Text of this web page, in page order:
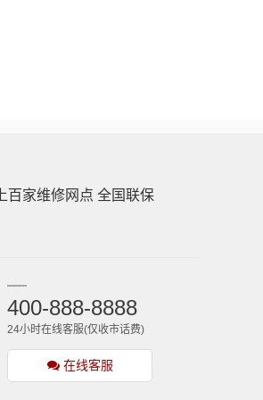
上百家维修网点 全国联保
400-888-8888
24小时在线客服(仅收市话费)
在线客服